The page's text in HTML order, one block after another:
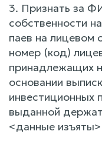
3. Признать за
собственности
паев на лицевом
номер (код)
принадлежащих
основании
инвестиционных
выданной
<данные